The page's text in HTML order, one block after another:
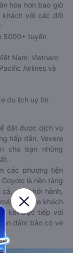
hóa hơn bao giờ
khách với các đối
5000+ tuyến
Nam: Vietnam
Airlines và
du lịch uy tín
đặt được dịch vụ
hấp dẫn. Vexere
cho bạn những
các phương tiện
là nền tảng
giờ khởi hành,
bay, xe khách
kết trực tiếp với
đảm bảo có vé